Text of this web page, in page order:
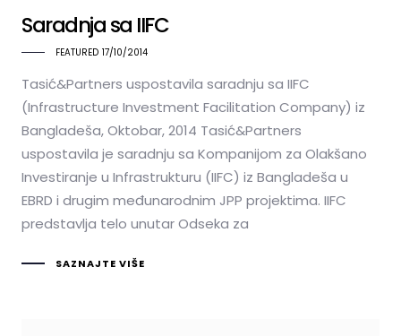
Saradnja sa IIFC
FEATURED 17/10/2014
Tasić&Partners uspostavila saradnju sa IIFC
(Infrastructure Investment Facilitation Company) iz
Bangladeša, Oktobar, 2014 Tasić&Partners
uspostavila je saradnju sa Kompanijom za Olakšano
Investiranje u Infrastrukturu (IIFC) iz Bangladeša u
EBRD i drugim međunarodnim JPP projektima. IIFC
predstavlja telo unutar Odseka za
SAZNAJTE VIŠE